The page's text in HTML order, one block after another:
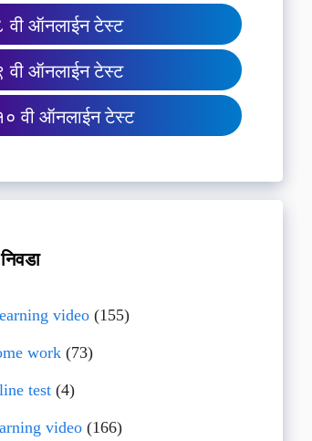
वी ऑनलाईन टेस्ट
वी ऑनलाईन टेस्ट
वी ऑनलाईन टेस्ट
video(155)
work(73)
test(4)
video(166)